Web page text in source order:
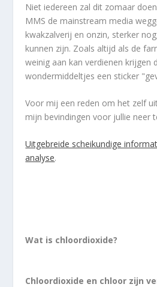
Niet iedereen zal dit zomaar
MMS de mainstream media
kwakzalverij en onzin, sterker
kunnen zijn. Zoals altijd als de
weinig aan kan verdienen krijgen
wondermiddeltjes een sticker
Voor mij een reden om het zelf
mijn bevindingen voor jullie neer
Uitgebreide scheikundige
analyse.
Wat is chloordioxide?
Chloordioxide en chloor zijn